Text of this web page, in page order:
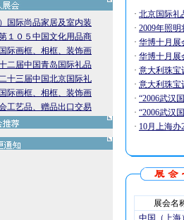
国际尚品家居及室内装
１０５中国文化用品商
际画框、相框、装饰画
二届中国青岛国际礼品
十三届中国北京国际礼
际画框、相框、装饰画
工艺品、赠品出口交易
· 北京国际礼
· 2009年照
· 华博十月
· 华博十月
· 意大利珠
· 意大利珠
· “2006武汉
· “2006武汉
· 10月上海
展会名
中国（上海